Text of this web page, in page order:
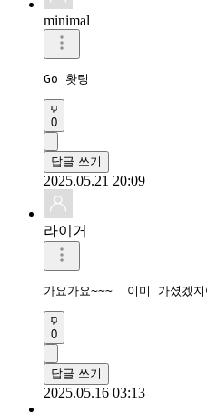
minimal
Go 홧팅
0
답글 쓰기
2025.05.21 20:09
라이거
가요가요~~~  이미 가셨겠
0
답글 쓰기
2025.05.16 03:13